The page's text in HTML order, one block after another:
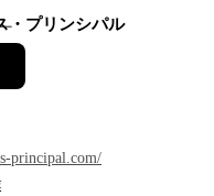
・プリンシパル
principal.com/